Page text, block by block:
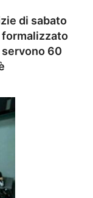
di sabato
formalizzato
servono 60